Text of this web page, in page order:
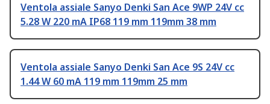
Ventola assiale Sanyo Denki San Ace 9WP 24V cc
5.28 W 220 mA IP68 119 mm 119mm 38 mm
Ventola assiale Sanyo Denki San Ace 9S 24V cc
1.44 W 60 mA 119 mm 119mm 25 mm